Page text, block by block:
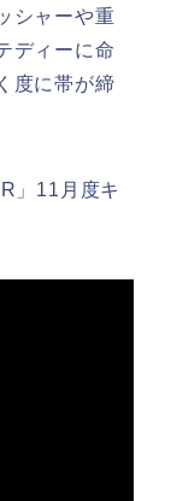
シャーや重
ディーに命
度に帯が締
」11月度キ